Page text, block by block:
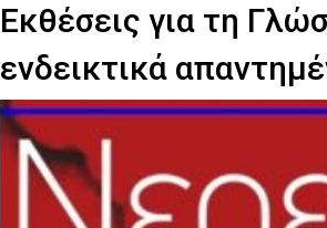
Εκθέσεις για τη
ενδεικτικά